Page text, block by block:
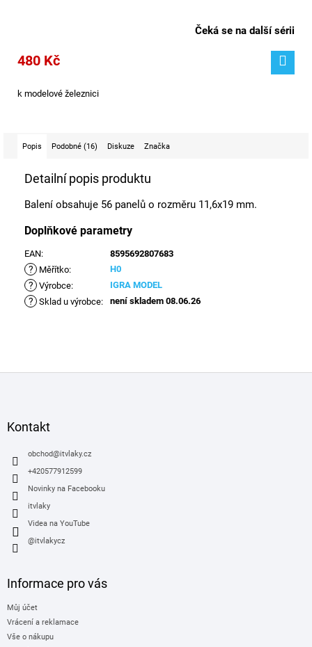
Čeká se na další sérii
480 Kč
k modelové železnici
Popis Podobné (16) Diskuze Značka
Detailní popis produktu
Balení obsahuje 56 panelů o rozměru 11,6x19 mm.
Doplňkové parametry
EAN: 8595692807683
? Měřítko: H0
? Výrobce: IGRA MODEL
? Sklad u výrobce: není skladem 08.06.26
Kontakt
obchod@itvlaky.cz
+420577912599
Novinky na Facebooku
itvlaky
Videa na YouTube
@itvlakycz
Informace pro vás
Můj účet
Vrácení a reklamace
Vše o nákupu